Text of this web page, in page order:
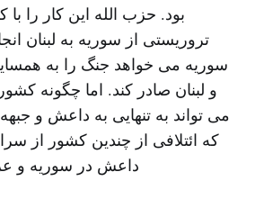
بود. حزب الله این کار را
تروریستی از سوریه به لبنان
سوریه می خواهد جنگ را به
و لبنان صادر کند. اما چگونه
می تواند به تنهایی به داعش و
که ائتلافی از چندین کشور از
داعش در سوریه و